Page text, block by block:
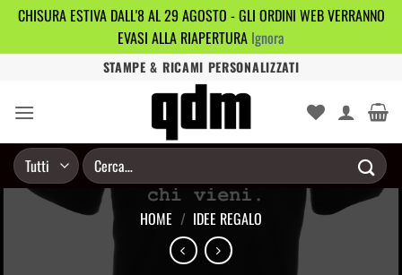
CHISURA ESTIVA DALL'8 AL 29 AGOSTO - GLI ORDINI WEB VERRANNO
EVASI ALLA RIAPERTURA Ignora
contenuti
STAMPE & RICAMI PERSONALIZZATI
Cerca:
HOME / IDEE REGALO